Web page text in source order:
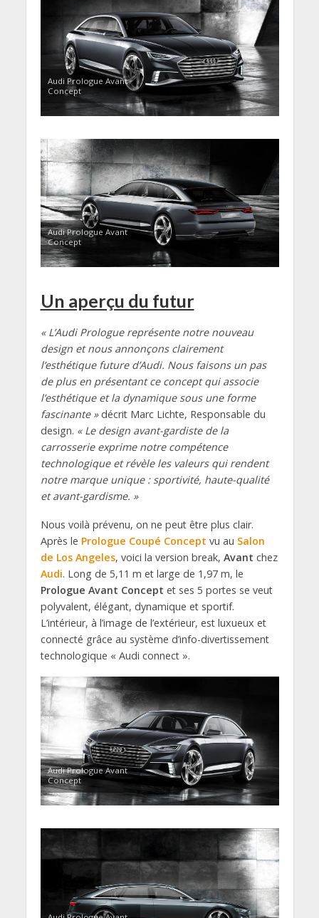
Audi Prologue Avant
Concept
Audi Prologue Avant
Concept
Un aperçu du futur
« L’Audi Prologue représente notre nouveau
design et nous annonçons clairement
l’esthétique future d’Audi. Nous faisons un pas
de plus en présentant ce concept qui associe
l’esthétique et la dynamique sous une forme
fascinante »décrit Marc Lichte, Responsable du
design. « Le design avant-gardiste de la
carrosserie exprime notre compétence
technologique et révèle les valeurs qui rendent
notre marque unique : sportivité, haute-qualité
et avant-gardisme. »
Nous voilà prévenu, on ne peut être plus clair.
Après le Prologue Coupé Concept vu au Salon
de Los Angeles, voici la version break, Avant chez
Audi. Long de 5,11 m et large de 1,97 m, le
Prologue Avant Concept et ses 5 portes se veut
polyvalent, élégant, dynamique et sportif.
L’intérieur, à l’image de l’extérieur, est luxueux et
connecté grâce au système d’info-divertissement
technologique « Audi connect ».
Audi Prologue Avant
Concept